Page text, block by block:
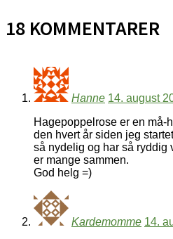
18 KOMMENTARER
Hanne 14. august
Hagepoppelrose er en må-
den hvert år siden jeg
så nydelig og har så ryddig
er mange sammen.
God helg =)
Kardemomme 14.